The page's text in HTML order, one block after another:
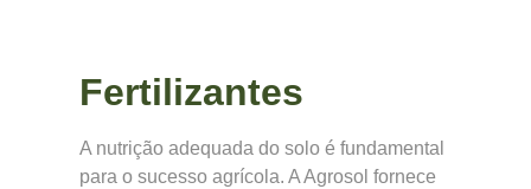
Fertilizantes
A nutrição adequada do solo é fundamental
para o sucesso agrícola. A Agrosol fornece